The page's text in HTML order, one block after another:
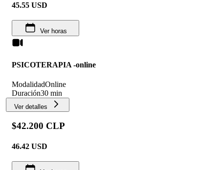
45.55 USD
Ver horas
PSICOTERAPIA -online
ModalidadOnline
Duración30 min
Ver detalles
$42.200 CLP
46.42 USD